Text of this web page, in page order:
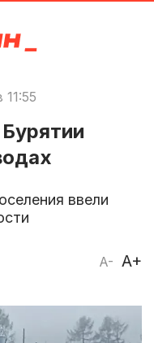
11:55
ввели
A- A+